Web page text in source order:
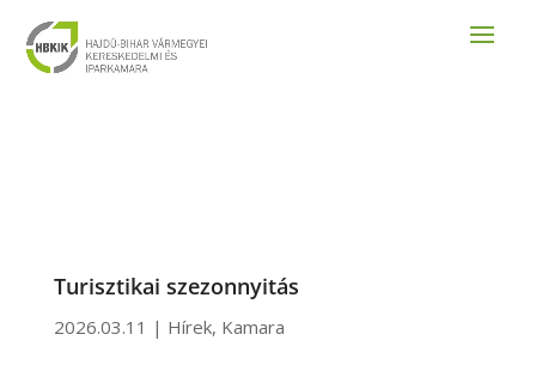
Turisztikai szezonnyitás
2026.03.11 | Hírek, Kamara